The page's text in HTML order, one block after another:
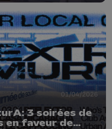
01/04/2026
3 soirées de
en faveur de